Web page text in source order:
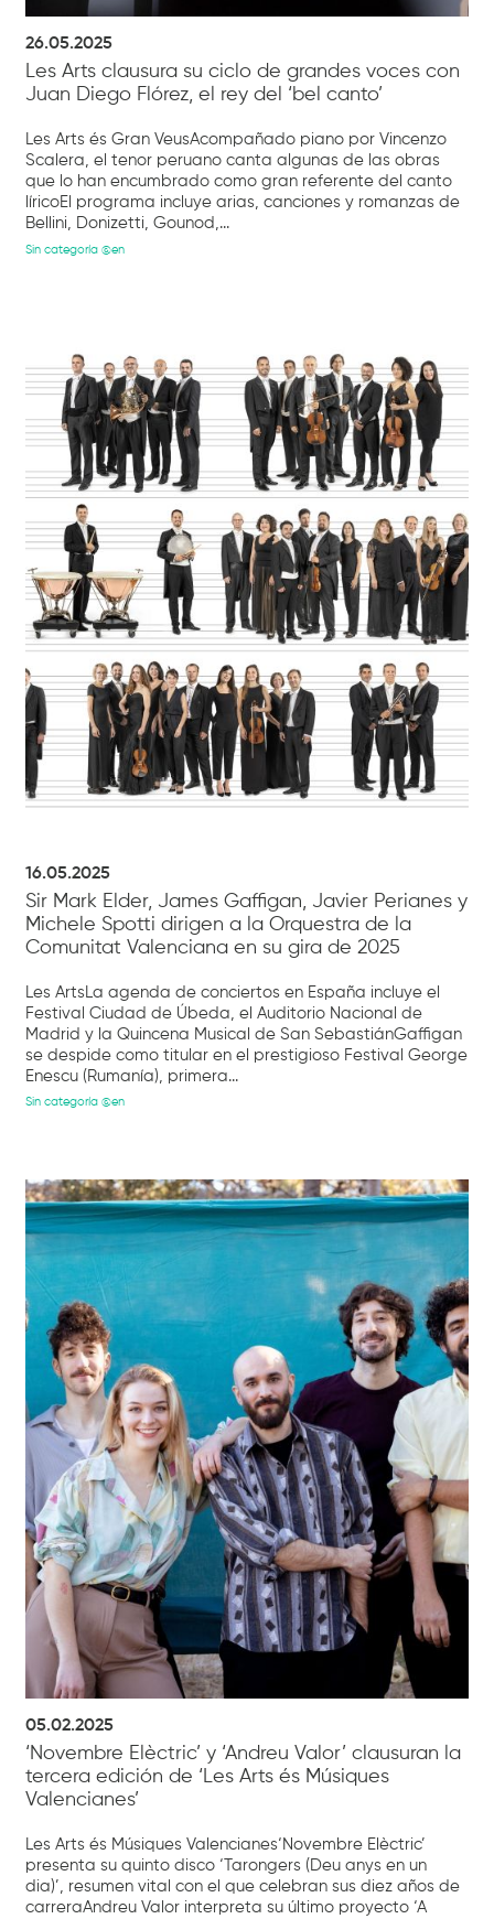
26.05.2025
Les Arts clausura su ciclo de grandes voces con
Juan Diego Flórez, el rey del ‘bel canto’
Les Arts és Gran VeusAcompañado piano por Vincenzo
Scalera, el tenor peruano canta algunas de las obras
que lo han encumbrado como gran referente del canto
líricoEl programa incluye arias, canciones y romanzas de
Bellini, Donizetti, Gounod,...
Sin categoría @en
16.05.2025
Sir Mark Elder, James Gaffigan, Javier Perianes y
Michele Spotti dirigen a la Orquestra de la
Comunitat Valenciana en su gira de 2025
Les ArtsLa agenda de conciertos en España incluye el
Festival Ciudad de Úbeda, el Auditorio Nacional de
Madrid y la Quincena Musical de San SebastiánGaffigan
se despide como titular en el prestigioso Festival George
Enescu (Rumanía), primera...
Sin categoría @en
05.02.2025
‘Novembre Elèctric’ y ‘Andreu Valor’ clausuran la
tercera edición de ‘Les Arts és Músiques
Valencianes’
Les Arts és Músiques Valencianes‘Novembre Elèctric’
presenta su quinto disco ‘Tarongers (Deu anys en un
dia)’, resumen vital con el que celebran sus diez años de
carreraAndreu Valor interpreta su último proyecto ‘A